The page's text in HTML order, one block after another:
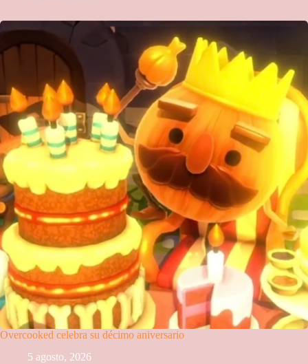
Overcooked celebra su décimo aniversario
5 agosto, 2026